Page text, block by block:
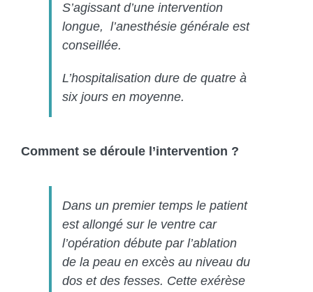
S’agissant d’une intervention
longue, l’anesthésie générale est
conseillée.
L’hospitalisation dure de quatre à
six jours en moyenne.
Comment se déroule l’intervention ?
Dans un premier temps le patient
est allongé sur le ventre car
l’opération débute par l’ablation
de la peau en excès au niveau du
dos et des fesses. Cette exérèse